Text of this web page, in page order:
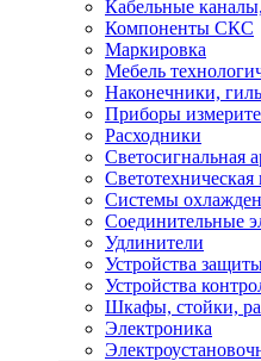
Кабельные
Компоненты СКС
Маркировка
Мебель
Наконечники,
Приборы
Расходники
Светосигнальная
Системы
Соединительные
Удлинители
Устройства
Устройства
Шкафы, стойки,
Электроника